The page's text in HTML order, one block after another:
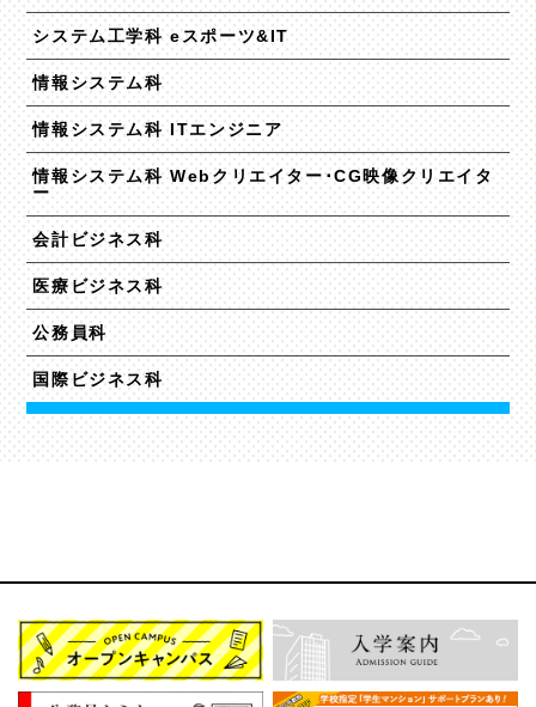
システム工学科 eスポーツ&IT
情報システム科
情報システム科 ITエンジニア
情報システム科 Webクリエイター･CG映像クリエイタ
ー
会計ビジネス科
医療ビジネス科
公務員科
国際ビジネス科